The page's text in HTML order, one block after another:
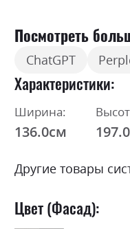
Посмотреть
ChatGPT
Характеристики
Ширина:
136.0см
Другие товары
Цвет (Фасад):